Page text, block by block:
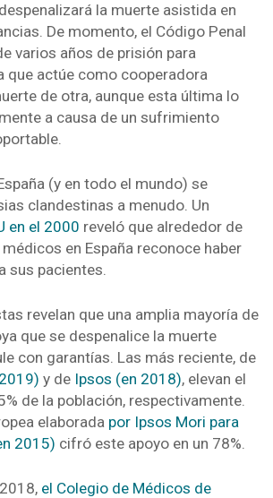
la muerte asistida en
De momento, el Código Penal
varios años de prisión para
que actúe como cooperadora
de otra, aunque esta última lo
a causa de un sufrimiento
(y en todo el mundo) se
clandestinas a menudo. Un
en el 2000 reveló que alrededor de
en España reconoce haber
sus pacientes.
revelan que una amplia mayoría de
que se despenalice la muerte
con garantías. Las más reciente, de
y de Ipsos (en 2018), elevan el
de la población, respectivamente.
elaborada por Ipsos Mori para
2015) cifró este apoyo en un 78%.
el Colegio de Médicos de